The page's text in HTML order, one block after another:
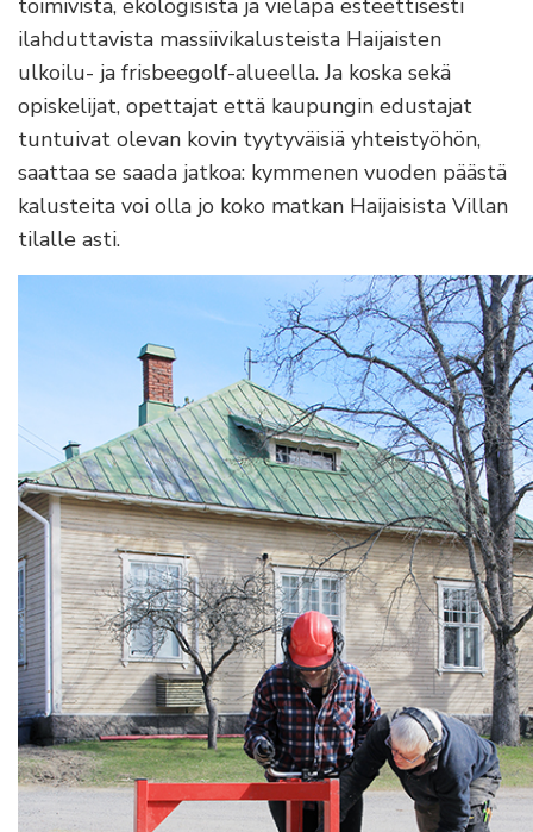
toimivista, ekologisista ja vieläpä esteettisesti
ilahduttavista massiivikalusteista Haijaisten
ulkoilu- ja frisbeegolf-alueella. Ja koska sekä
opiskelijat, opettajat että kaupungin edustajat
tuntuivat olevan kovin tyytyväisiä yhteistyöhön,
saattaa se saada jatkoa: kymmenen vuoden päästä
kalusteita voi olla jo koko matkan Haijaisista Villan
tilalle asti.